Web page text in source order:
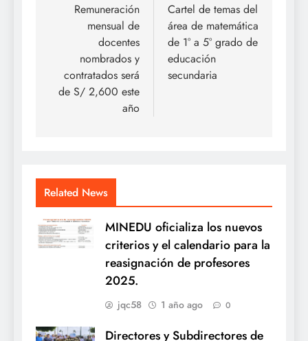
entradas
Remuneración
mensual de
docentes
nombrados y
contratados será
de S/ 2,600 este
año
Cartel de temas del
área de matemática
de 1° a 5° grado de
educación
secundaria
Related News
MINEDU oficializa los nuevos
criterios y el calendario para la
reasignación de profesores
2025.
jqc58 1 año ago 0
Directores y Subdirectores de